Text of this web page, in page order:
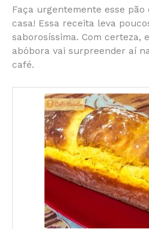
c
e
b
o
s
s
e
g
er
at
s
A
p
te
re
st
itt
er
Faça urgentemente esse pão
casa! Essa receita leva
saborosíssima. Com certeza,
abóbora vai surpreender aí
café.